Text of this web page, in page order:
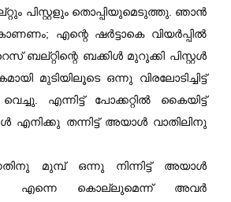
പിസ്റ്റളും തൊപ്പിയുമെടുത്തു. ഞാൻ
എന്റെ ഷർട്ടാകെ വിയർപ്പിൽ
ബല്റ്റിന്റെ ബക്കിൾ മുറുക്കി പിസ്റ്റൾ
മുടിയിലൂടെ ഒന്നു വിരലോടിച്ചിട്ട്
എന്നിട്ട് പോക്കറ്റിൽ കൈയിട്ട്
എനിക്കു തന്നിട്ട് അയാൾ വാതിലിനു
മുമ്പ് ഒന്നു നിന്നിട്ട് അയാൾ
എന്നെ കൊല്ലുമെന്ന് അവർ